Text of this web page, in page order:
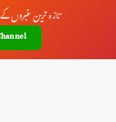
تازہ ترین خبروں